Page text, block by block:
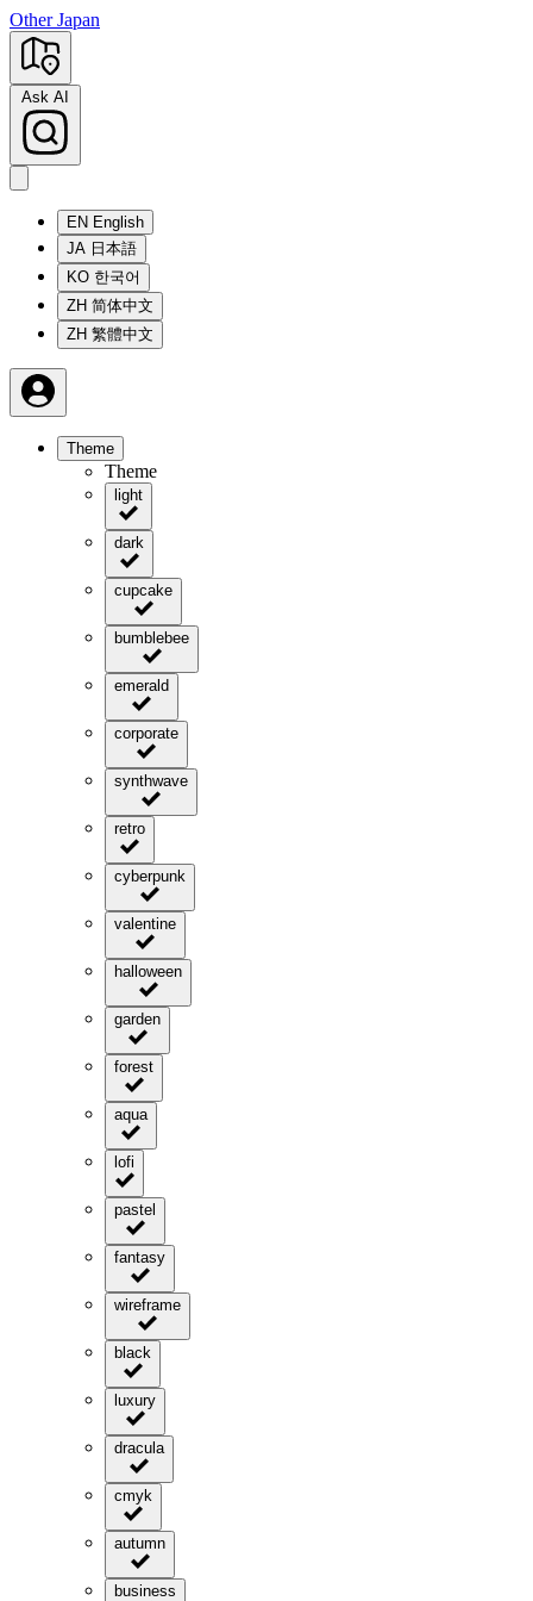
Other Japan
Ask AI
EN English
JA 日本語
KO 한국어
ZH 简体中文
ZH 繁體中文
Theme
Theme
light
dark
cupcake
bumblebee
emerald
corporate
synthwave
retro
cyberpunk
valentine
halloween
garden
forest
aqua
lofi
pastel
fantasy
wireframe
black
luxury
dracula
cmyk
autumn
business